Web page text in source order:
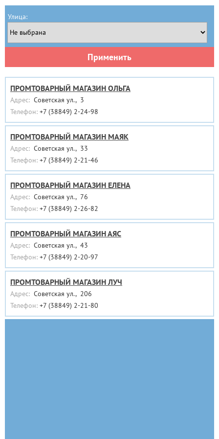
Улица:
Применить
ПРОМТОВАРНЫЙ МАГАЗИН ОЛЬГА
Адрес: Советская ул., 3
Телефон: +7 (38849) 2-24-98
ПРОМТОВАРНЫЙ МАГАЗИН МАЯК
Адрес: Советская ул., 33
Телефон: +7 (38849) 2-21-46
ПРОМТОВАРНЫЙ МАГАЗИН ЕЛЕНА
Адрес: Советская ул., 76
Телефон: +7 (38849) 2-26-82
ПРОМТОВАРНЫЙ МАГАЗИН АЯС
Адрес: Советская ул., 43
Телефон: +7 (38849) 2-20-97
ПРОМТОВАРНЫЙ МАГАЗИН ЛУЧ
Адрес: Советская ул., 206
Телефон: +7 (38849) 2-21-80